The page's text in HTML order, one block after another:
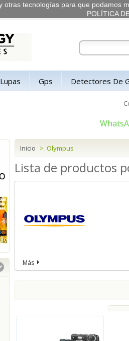
Lupas Gps Detectores De
Inicio > Olympus
Lista de productos
Más
otras tecnologías para que podamos
POLÍTICA